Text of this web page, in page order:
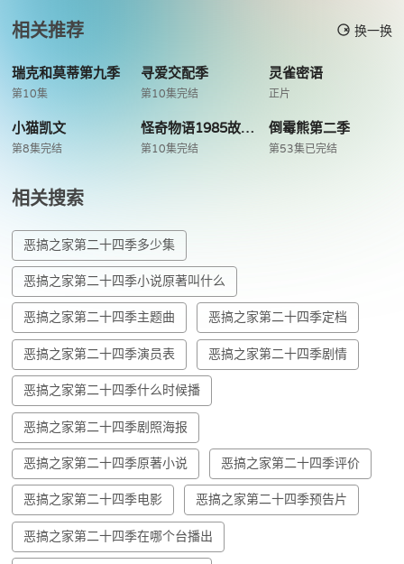
相关推荐 换一换
瑞克和莫蒂第九季
第10集
寻爱交配季
第10集完结
灵雀密语
正片
小猫凯文
第8集完结
怪奇物语1985故事集
第10集完结
倒霉熊第二季
第53集已完结
相关搜索
恶搞之家第二十四季多少集
恶搞之家第二十四季小说原著叫什么
恶搞之家第二十四季主题曲 恶搞之家第二十四季定档
恶搞之家第二十四季演员表 恶搞之家第二十四季剧情
恶搞之家第二十四季什么时候播
恶搞之家第二十四季剧照海报
恶搞之家第二十四季原著小说 恶搞之家第二十四季评价
恶搞之家第二十四季电影 恶搞之家第二十四季预告片
恶搞之家第二十四季在哪个台播出